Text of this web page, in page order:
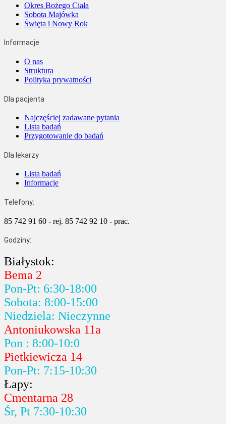
Okres Bożego Ciała
Sobota Majówka
Święta i Nowy Rok
Informacje
O nas
Struktura
Polityka prywatności
Dla pacjenta
Najczęściej zadawane pytania
Lista badań
Przygotowanie do badań
Dla lekarzy
Lista badań
Informacje
Telefony:
85 742 91 60 - rej. 85 742 92 10 - prac.
Godziny:
Białystok:
Bema 2
Pon-Pt: 6:30-18:00
Sobota: 8:00-15:00
Niedziela: Nieczynne
Antoniukowska 11a
Pon : 8:00-10:0
Pietkiewicza 14
Pon-Pt: 7:15-10:30
Łapy:
Cmentarna 28
Śr, Pt 7:30-10:30